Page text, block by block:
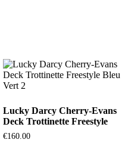
Lucky Darcy Cherry-Evans
Deck Trottinette Freestyle
€160.00